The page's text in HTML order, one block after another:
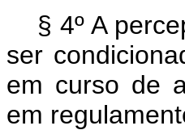
§ 4º A
ser
em curso de
em